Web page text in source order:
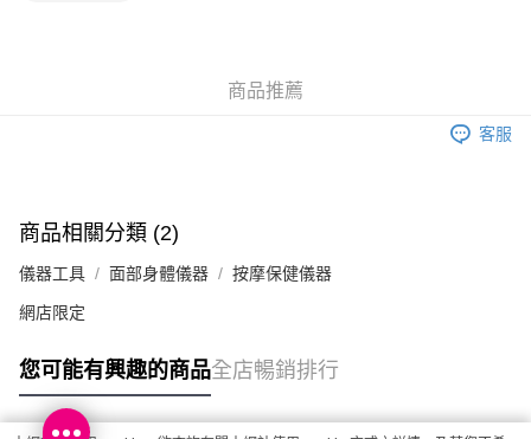
(澳門門市) 只顯示可選門市。確認發貨後2-5個工作天到店，3天內
取。逾期會取消訂單，並不會安排重寄
每筆HK$20.00，滿HK$100.00或以上免運費
澳門地區配送 - 確認發貨後1-4個工作天送達
商品推薦
客服
商品相關分類 (2)
儀器工具 面部身體儀器 按摩保健儀器
網店限定
您可能有興趣的商品全店暢銷排行